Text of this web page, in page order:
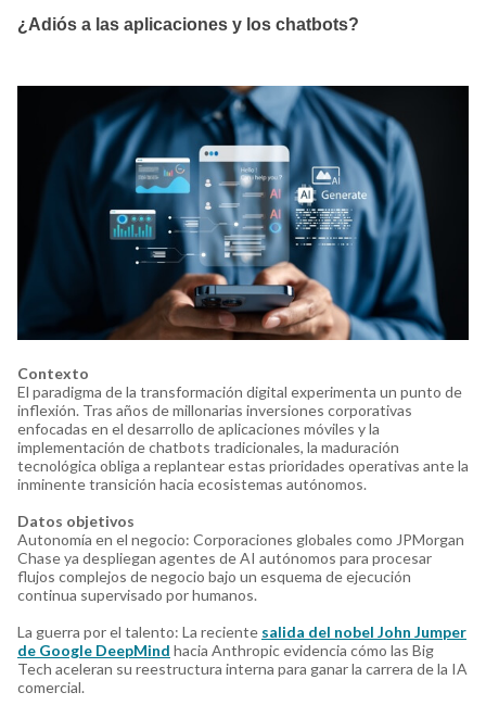
¿Adiós a las aplicaciones y los chatbots?
Contexto
El paradigma de la transformación digital experimenta un punto de
inflexión. Tras años de millonarias inversiones corporativas
enfocadas en el desarrollo de aplicaciones móviles y la
implementación de chatbots tradicionales, la maduración
tecnológica obliga a replantear estas prioridades operativas ante la
inminente transición hacia ecosistemas autónomos.
Datos objetivos
Autonomía en el negocio: Corporaciones globales como JPMorgan
Chase ya despliegan agentes de AI autónomos para procesar
flujos complejos de negocio bajo un esquema de ejecución
continua supervisado por humanos.
La guerra por el talento: La reciente salida del nobel John Jumper
de Google DeepMind hacia Anthropic evidencia cómo las Big
Tech aceleran su reestructura interna para ganar la carrera de la IA
comercial.